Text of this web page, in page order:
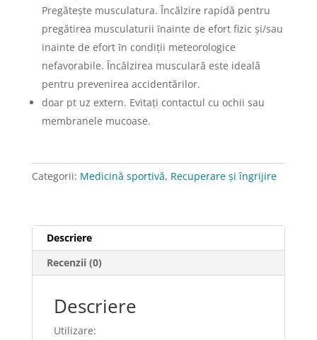
Pregăteşte musculatura. Încălzire rapidă pentru
pregătirea musculaturii ȋnainte de efort fizic şi/sau
inainte de efort ȋn condiţii meteorologice
nefavorabile. Ȋncălzirea musculară este ideală
pentru prevenirea accidentărilor.
doar pt uz extern. Evitaţi contactul cu ochii sau
membranele mucoase.
Categorii: Medicină sportivă, Recuperare și îngrijire
Descriere
Recenzii (0)
Descriere
Utilizare: